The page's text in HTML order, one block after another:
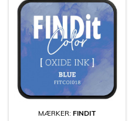
MÆRKER: FINDIT